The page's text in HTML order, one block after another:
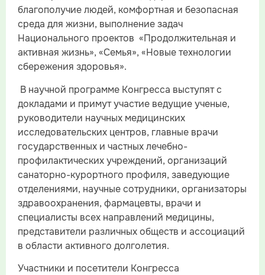
благополучие людей, комфортная и безопасная
среда для жизни, выполнение задач
Национального проектов «Продолжительная и
активная жизнь», «Семья», «Новые технологии
сбережения здоровья».
В научной программе Конгресса выступят с
докладами и примут участие ведущие ученые,
руководители научных медицинских
исследовательских центров, главные врачи
государственных и частных лечебно-
профилактических учреждений, организаций
санаторно-курортного профиля, заведующие
отделениями, научные сотрудники, организаторы
здравоохранения, фармацевты, врачи и
специалисты всех направлений медицины,
представители различных обществ и ассоциаций
в области активного долголетия.
Участники и посетители Конгресса